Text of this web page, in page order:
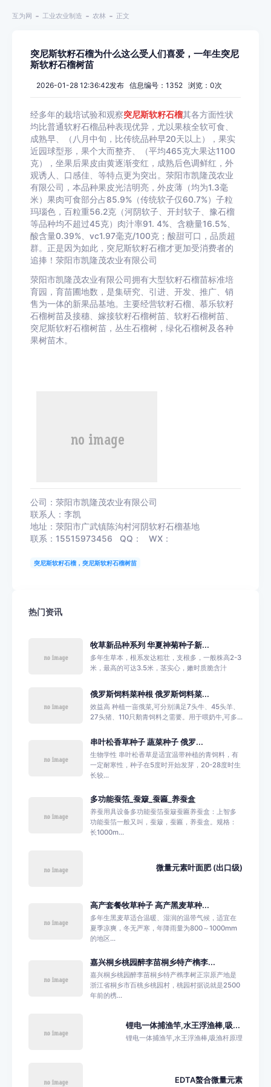
互为网 工业农业制造 农林 正文
突尼斯软籽石榴为什么这么受人们喜爱，一年生突尼
斯软籽石榴树苗
2026-01-28 12:36:42发布 信息编号：1352 浏览： 0次
经多年的栽培试验和观察突尼斯软籽石榴其各方面性状
均比普通软籽石榴品种表现优异，尤以果核全软可食、
成熟早、（八月中旬，比传统品种早20天以上），果实
近园球型形，果个大而整齐、（平均465克大果达1100
克），坐果后果皮由黄逐渐变红，成熟后色调鲜红，外
观诱人、口感佳、等特点更为突出。荥阳市凯隆茂农业
有限公司，本品种果皮光洁明亮，外皮薄（均为1.3毫
米）果肉可食部分占85.9%（传统软子仅60.7%）子粒
玛瑙色，百粒重56.2克（河阴软子、开封软子、豫石榴
等品种均不超过45克）肉汁率91. 4%、含糖量16.5%、
酸含量0.39%、vc1.97毫克/100克；酸甜可口，品质超
群。正是因为如此，突尼斯软籽石榴才更加受消费者的
追捧！荥阳市凯隆茂农业有限公司
荥阳市凯隆茂农业有限公司拥有大型软籽石榴苗标准培
育园，育苗圃地数，是集研究、引进、开发、推广、销
售为一体的新果品基地。主要经营软籽石榴、慕乐软籽
石榴树苗及接穗、嫁接软籽石榴树苗、软籽石榴树苗、
突尼斯软籽石榴树苗，丛生石榴树，绿化石榴树及各种
果树苗木。
公司：荥阳市凯隆茂农业有限公司
联系人：李凯
地址：荥阳市广武镇陈沟村河阴软籽石榴基地
联系：15515973456 QQ： WX：
突尼斯软籽石榴，突尼斯软籽石榴树苗
热门资讯
牧草新品种系列 华夏神菊种子新...
多年生草本，根系发达粗壮，支根多，一般株高2-3
米，最高的可达3.5米，茎实心，嫩时质脆含汁
俄罗斯饲料菜种根 俄罗斯饲料菜...
效益高 种植一亩俄菜,可分别满足7头牛、45头羊、
27头猪、110只鹅青饲料之需要。用于喂奶牛,可多...
串叶松香草种子 蔬菜种子 俄罗...
生物学性 串叶松香草是适宜温带种植的青饲料，有
一定耐寒性，种子在5度时开始发芽，20-28度时生
长较...
多功能蚕箔_蚕簸_蚕匾_养蚕盒
养蚕用具设备多功能蚕箔蚕簸蚕匾养蚕盒：上智多
功能蚕箔一般又叫，蚕簸，蚕匾，养蚕盒。规格：
长1000m...
微量元素叶面肥 (出口级)
高产套餐牧草种子 高产黑麦草种...
多年生黑麦草适合温暖、湿润的温带气候，适宜在
夏季凉爽，冬无严寒，年降雨量为800～1000mm
的地区...
嘉兴桐乡桃园醉李苗桐乡特产檇李...
嘉兴桐乡桃园醉李苗桐乡特产檇李树正宗原产地是
浙江省桐乡市百桃乡桃园村，桃园村据说就是2500
年前的槜...
锂电一体捕渔竿,水王浮渔棒,吸...
锂电一体捕渔竿,水王浮渔棒,吸渔杆原理
EDTA螯合微量元素